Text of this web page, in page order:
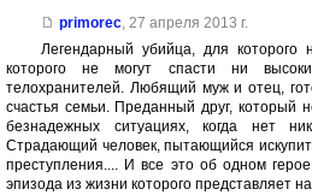
primorec, 27 апреля 2013 г.
Легендарный убийца, для которого
которого не могут спасти ни
телохранителей. Любящий муж и отец,
счастья семьи. Преданный друг, который
безнадежных ситуациях, когда нет
Страдающий человек, пытающийся
преступления.... И все это об одном
эпизода из жизни которого представляет